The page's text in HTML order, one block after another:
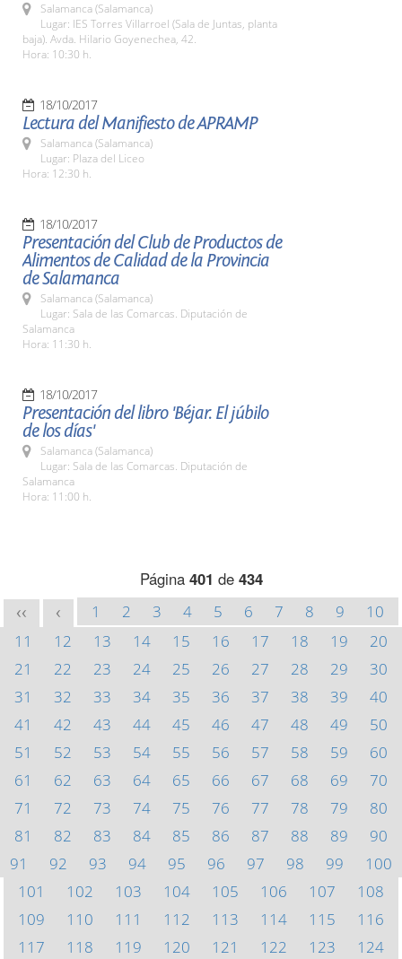
Salamanca (Salamanca)
Lugar: IES Torres Villarroel (Sala de Juntas, planta
baja). Avda. Hilario Goyenechea, 42.
Hora: 10:30 h.
18/10/2017
Lectura del Manifiesto de APRAMP
Salamanca (Salamanca)
Lugar: Plaza del Liceo
Hora: 12:30 h.
18/10/2017
Presentación del Club de Productos de
Alimentos de Calidad de la Provincia
de Salamanca
Salamanca (Salamanca)
Lugar: Sala de las Comarcas. Diputación de
Salamanca
Hora: 11:30 h.
18/10/2017
Presentación del libro 'Béjar. El júbilo
de los días'
Salamanca (Salamanca)
Lugar: Sala de las Comarcas. Diputación de
Salamanca
Hora: 11:00 h.
Página 401 de 434
<< < 1 2 3 4 5 6 7 8 9
10
11
12 13 14 15 16 17 18 19
20
21
22 23 24 25 26 27 28 29
30
31
32 33 34 35 36 37 38 39
40
41
42 43 44 45 46 47 48 49
50
51
52 53 54 55 56 57 58 59
60
61
62 63 64 65 66 67 68 69
70
71
72 73 74 75 76 77 78 79
80
81
82 83 84 85 86 87 88 89
90
91
92 93 94 95 96 97 98 99
100
101
102 103 104 105 106 107
108
109
110 111 112 113 114 115
116
117
118 119 120 121 122 123
124